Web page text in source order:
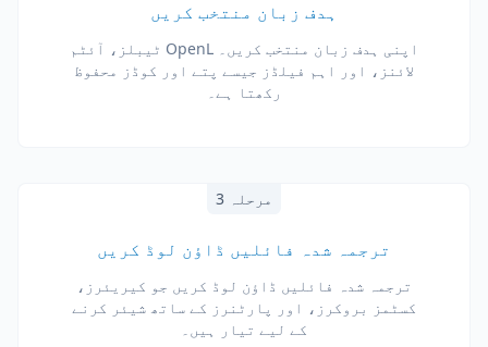
ہدف زبان منتخب کریں
اپنی ہدف زبان منتخب کریں۔ OpenL ٹیبلز، آئٹم
لائنز، اور اہم فیلڈز جیسے پتے اور کوڈز محفوظ
رکھتا ہے۔
مرحلہ 3
ترجمہ شدہ فائلیں ڈاؤن لوڈ کریں
ترجمہ شدہ فائلیں ڈاؤن لوڈ کریں جو کیریئرز،
کسٹمز بروکرز، اور پارٹنرز کے ساتھ شیئر کرنے
کے لیے تیار ہیں۔